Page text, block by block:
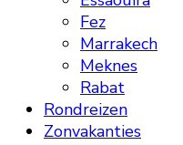
Fez
Marrakech
Meknes
Rabat
Rondreizen
Zonvakanties